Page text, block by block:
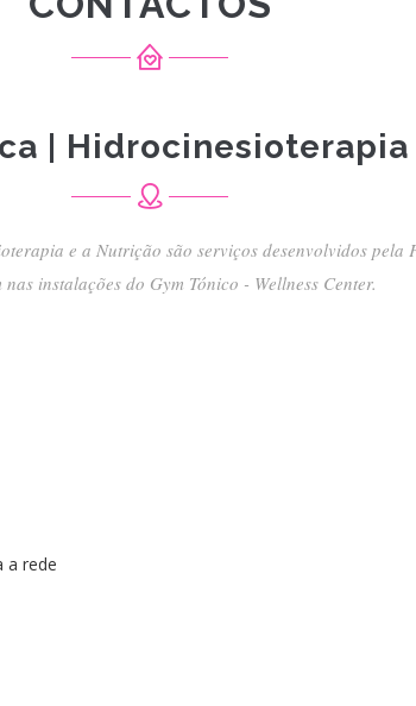
|
e a Nutrição são serviços desenvolvidos pela
instalações do Gym Tónico - Wellness Center.
a rede